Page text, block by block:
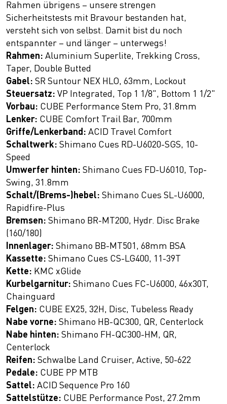
Rahmen übrigens – unsere strengen
Sicherheitstests mit Bravour bestanden hat,
versteht sich von selbst. Damit bist du noch
entspannter – und länger – unterwegs!
Rahmen: Aluminium Superlite, Trekking Cross,
Taper, Double Butted
Gabel: SR Suntour NEX HLO, 63mm, Lockout
Steuersatz: VP Integrated, Top 1 1/8", Bottom 1 1/2"
Vorbau: CUBE Performance Stem Pro, 31.8mm
Lenker: CUBE Comfort Trail Bar, 700mm
Griffe/Lenkerband: ACID Travel Comfort
Schaltwerk: Shimano Cues RD-U6020-SGS, 10-
Speed
Umwerfer hinten: Shimano Cues FD-U6010, Top-
Swing, 31.8mm
Schalt/(Brems-)hebel: Shimano Cues SL-U6000,
Rapidfire-Plus
Bremsen: Shimano BR-MT200, Hydr. Disc Brake
(160/180)
Innenlager: Shimano BB-MT501, 68mm BSA
Kassette: Shimano Cues CS-LG400, 11-39T
Kette: KMC xGlide
Kurbelgarnitur: Shimano Cues FC-U6000, 46x30T,
Chainguard
Felgen: CUBE EX25, 32H, Disc, Tubeless Ready
Nabe vorne: Shimano HB-QC300, QR, Centerlock
Nabe hinten: Shimano FH-QC300-HM, QR,
Centerlock
Reifen: Schwalbe Land Cruiser, Active, 50-622
Pedale: CUBE PP MTB
Sattel: ACID Sequence Pro 160
Sattelstütze: CUBE Performance Post, 27.2mm